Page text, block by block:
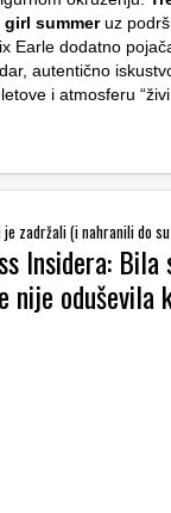
summeruz
Earle dodatno
autentično
i atmosferu “živi
zadržali (i nahranili do
Insidera: Bila
nije oduševila